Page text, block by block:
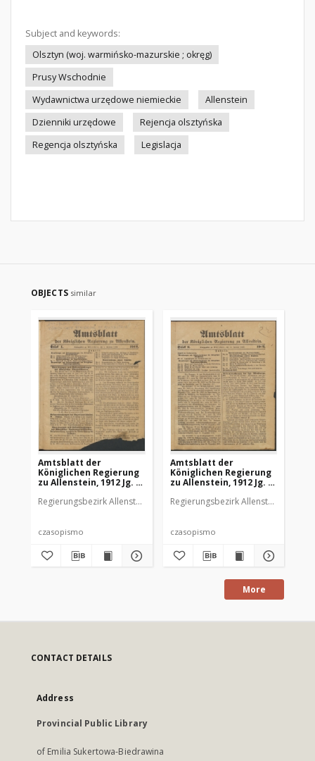
Subject and keywords:
Olsztyn (woj. warmińsko-mazurskie ; okręg)
Prusy Wschodnie
Wydawnictwa urzędowe niemieckie
Allenstein
Dzienniki urzędowe
Rejencja olsztyńska
Regencja olsztyńska
Legislacja
OBJECTS similar
Amtsblatt der
Königlichen Regierung
zu Allenstein, 1912 Jg. 8,
Regierungsbezirk Allenstein
czasopismo
Amtsblatt der
Königlichen Regierung
zu Allenstein, 1912 Jg. 8,
Regierungsbezirk Allenstein
czasopismo
More
CONTACT DETAILS
Address
Provincial Public Library
of Emilia Sukertowa-Biedrawina